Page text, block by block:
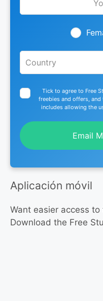
Tick to agree to Free
freebies and offers, and
includes allowing the
Email
Aplicación móvil
Want easier access
Download the Free